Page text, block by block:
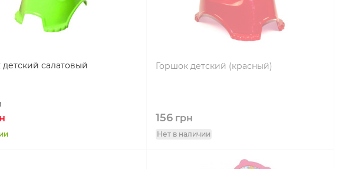
салатовый Горшок детский (красный)
156грн
Нет в наличии